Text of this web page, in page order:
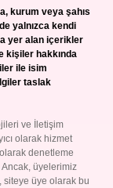
kurum veya şahıs
yalnızca kendi
yer alan içerikler
kişiler hakkında
ile isim
taslak
ve İletişim
olarak hizmet
denetleme
Ancak, üyelerimiz
siteye üye olarak bu